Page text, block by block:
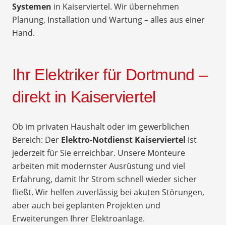
Systemen in Kaiserviertel. Wir übernehmen
Planung, Installation und Wartung – alles aus einer
Hand.
Ihr Elektriker für Dortmund –
direkt in Kaiserviertel
Ob im privaten Haushalt oder im gewerblichen
Bereich: Der Elektro-Notdienst Kaiserviertel ist
jederzeit für Sie erreichbar. Unsere Monteure
arbeiten mit modernster Ausrüstung und viel
Erfahrung, damit Ihr Strom schnell wieder sicher
fließt. Wir helfen zuverlässig bei akuten Störungen,
aber auch bei geplanten Projekten und
Erweiterungen Ihrer Elektroanlage.